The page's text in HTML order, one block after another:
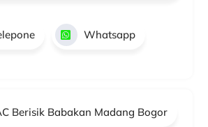
Whatsapp
Berisik Babakan Madang Bogor